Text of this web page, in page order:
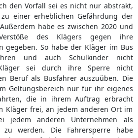
den Vorfall sei es nicht nur abstrakt,
einer erheblichen Gefährdung der
habe es zwischen 2020 und
des Klägers gegen ihre
gegeben. So habe der Kläger im Bus
und auch Schulkinder nicht
sei durch ihre Sperre nicht
Beruf als Busfahrer auszuüben. Die
Geltungsbereich nur für ihr eigenes
die in ihrem Auftrag erbracht
Kläger frei, an jedem anderen Ort im
jedem anderen Unternehmen als
zu werden. Die Fahrersperre habe